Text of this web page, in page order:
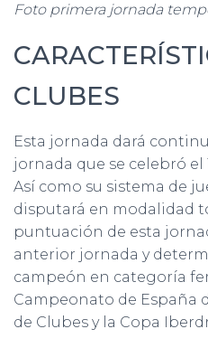
Foto primera jornada
CLUBES
Esta jornada dará
jornada que se celebró el
Así como su sistema de
disputará en modalidad
puntuación de esta
anterior jornada y
campeón en categoría
Campeonato de España
de Clubes y la Copa